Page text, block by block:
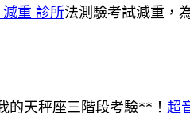
重 診所法測驗考試減重，
的天秤座三階段考驗**！ 超